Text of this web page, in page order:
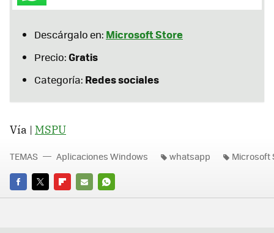
Descárgalo en: Microsoft Store
Precio:Gratis
Categoría: Redes sociales
Vía | MSPU
FACEBOOK
TWITTERFLIPBOARD
E-
WHATSAPP
TEMAS Aplicaciones Windows whatsapp Microsoft